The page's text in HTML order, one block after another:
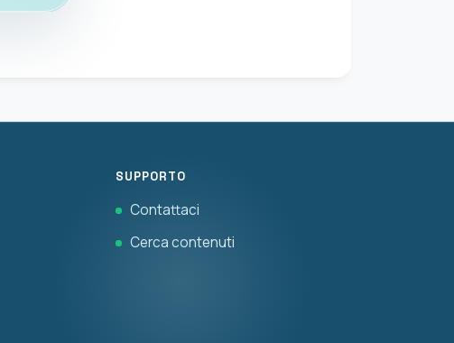
SUPPORTO
Contattaci
Cerca contenuti